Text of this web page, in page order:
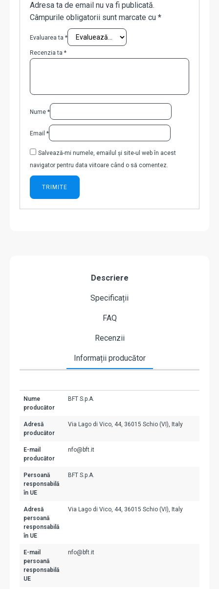
Adresa ta de email nu va fi publicată.
Câmpurile obligatorii sunt marcate cu *
Evaluarea ta *
Recenzia ta *
Nume *
Email *
Salvează-mi numele, emailul și site-ul web în acest
navigator pentru data viitoare când o să comentez.
Descriere
Specificații
FAQ
Recenzii
Informații producător
Nume
producător
BFT S.p.A.
Adresă
producător
Via Lago di Vico, 44, 36015 Schio (VI), Italy
E-mail
producător
nfo@bft.it
Persoană
responsabilă
în UE
BFT S.p.A.
Adresă
persoană
responsabilă
în UE
Via Lago di Vico, 44, 36015 Schio (VI), Italy
E-mail
persoană
responsabilă
UE
nfo@bft.it